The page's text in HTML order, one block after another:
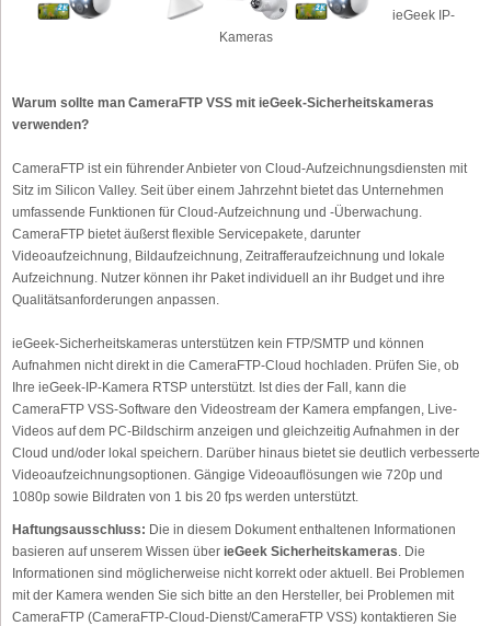
ieGeek IP-
Kameras
Warum sollte man CameraFTP VSS mit ieGeek-Sicherheitskameras
verwenden?
CameraFTP ist ein führender Anbieter von Cloud-Aufzeichnungsdiensten mit
Sitz im Silicon Valley. Seit über einem Jahrzehnt bietet das Unternehmen
umfassende Funktionen für Cloud-Aufzeichnung und -Überwachung.
CameraFTP bietet äußerst flexible Servicepakete, darunter
Videoaufzeichnung, Bildaufzeichnung, Zeitrafferaufzeichnung und lokale
Aufzeichnung. Nutzer können ihr Paket individuell an ihr Budget und ihre
Qualitätsanforderungen anpassen.
ieGeek-Sicherheitskameras unterstützen kein FTP/SMTP und können
Aufnahmen nicht direkt in die CameraFTP-Cloud hochladen. Prüfen Sie, ob
Ihre ieGeek-IP-Kamera RTSP unterstützt. Ist dies der Fall, kann die
CameraFTP VSS-Software den Videostream der Kamera empfangen, Live-
Videos auf dem PC-Bildschirm anzeigen und gleichzeitig Aufnahmen in der
Cloud und/oder lokal speichern. Darüber hinaus bietet sie deutlich verbesserte
Videoaufzeichnungsoptionen. Gängige Videoauflösungen wie 720p und
1080p sowie Bildraten von 1 bis 20 fps werden unterstützt.
Haftungsausschluss: Die in diesem Dokument enthaltenen Informationen
basieren auf unserem Wissen über ieGeek Sicherheitskameras. Die
Informationen sind möglicherweise nicht korrekt oder aktuell. Bei Problemen
mit der Kamera wenden Sie sich bitte an den Hersteller, bei Problemen mit
CameraFTP (CameraFTP-Cloud-Dienst/CameraFTP VSS) kontaktieren Sie